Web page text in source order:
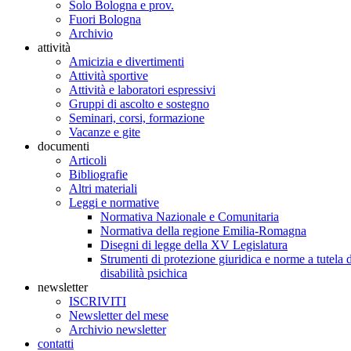
Solo Bologna e prov.
Fuori Bologna
Archivio
attività
Amicizia e divertimenti
Attività sportive
Attività e laboratori espressivi
Gruppi di ascolto e sostegno
Seminari, corsi, formazione
Vacanze e gite
documenti
Articoli
Bibliografie
Altri materiali
Leggi e normative
Normativa Nazionale e Comunitaria
Normativa della regione Emilia-Romagna
Disegni di legge della XV Legislatura
Strumenti di protezione giuridica e norme a tutela
disabilità psichica
newsletter
ISCRIVITI
Newsletter del mese
Archivio newsletter
contatti